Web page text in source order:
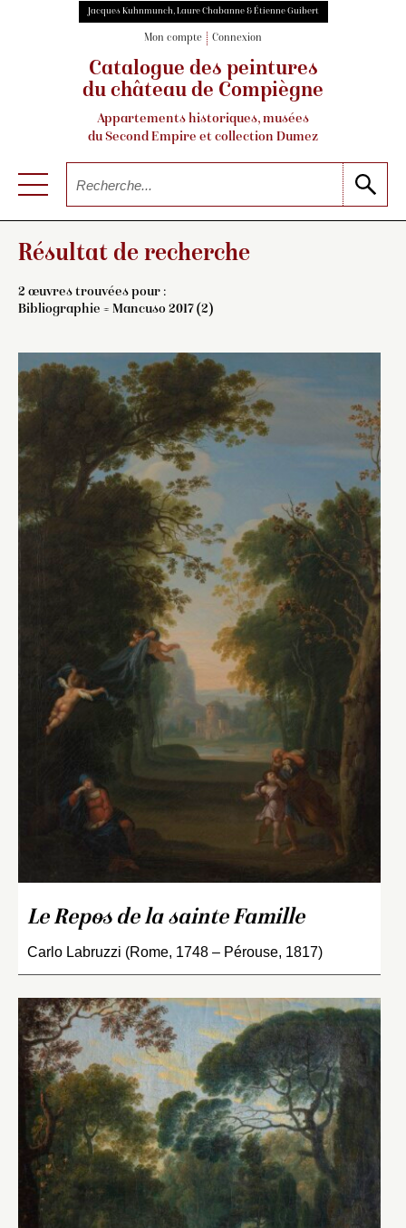
Jacques Kuhnmunch, Laure Chabanne & Étienne Guibert
Mon compte Connexion
Catalogue des peintures
du château de Compiègne
Appartements historiques, musées
du Second Empire et collection Dumez
Résultat de recherche
2 œuvres trouvées pour :
Bibliographie = Mancuso 2017 (2)
Le Repos de la sainte Famille
Carlo Labruzzi (Rome, 1748 – Pérouse, 1817)